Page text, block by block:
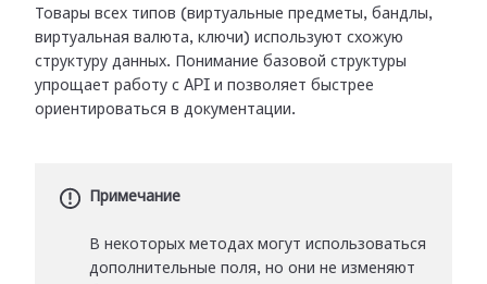
Товары всех типов (виртуальные предметы, бандлы,
виртуальная валюта, ключи) используют схожую
структуру данных. Понимание базовой структуры
упрощает работу с API и позволяет быстрее
ориентироваться в документации.
Примечание
В некоторых методах могут использоваться
дополнительные поля, но они не изменяют